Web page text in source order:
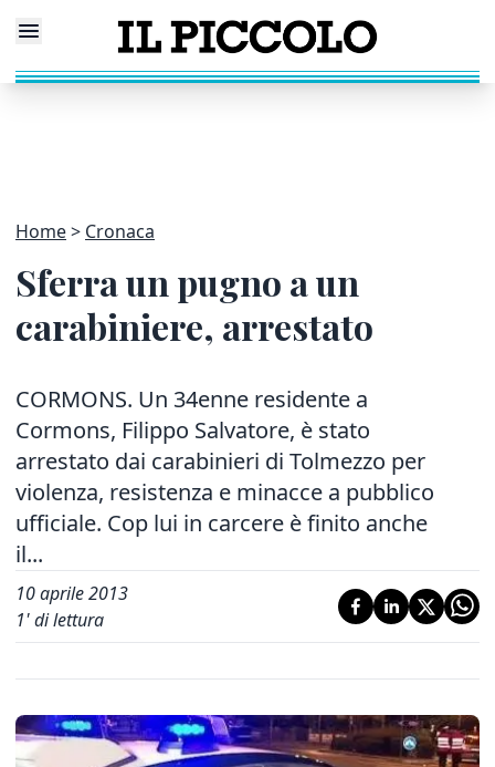
Home Cronaca
Sferra un pugno a un
carabiniere, arrestato
CORMONS. Un 34enne residente a
Cormons, Filippo Salvatore, è stato
arrestato dai carabinieri di Tolmezzo per
violenza, resistenza e minacce a pubblico
ufficiale. Cop lui in carcere è finito anche
il...
10 aprile 2013
1' di lettura